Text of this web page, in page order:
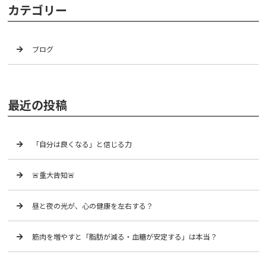
カテゴリー
ブログ
最近の投稿
「自分は良くなる」と信じる力
🚨重大告知🚨
昼と夜の光が、心の健康を左右する？
筋肉を増やすと「脂肪が減る・血糖が安定する」は本当？